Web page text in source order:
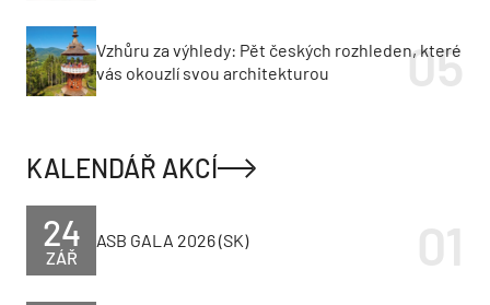
Vzhůru za výhledy: Pět českých rozhleden, které
vás okouzlí svou architekturou
KALENDÁŘ AKCÍ
ZÁŘ
24 ASB GALA 2026 (SK)